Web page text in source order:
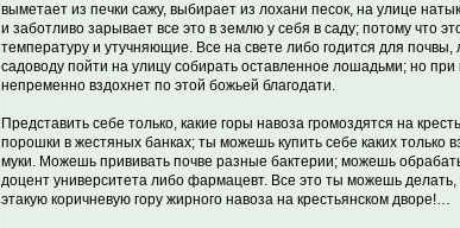
выметает из печки сажу, выбирает из лохани песок, на улице
и заботливо зарывает все это в землю у себя в саду; потому
температуру и утучняющие. Все на свете либо годится для
садоводу пойти на улицу собирать оставленное лошадьми; но при
непременно вздохнет по этой божьей благодати.
Представить себе только, какие горы навоза громоздятся на
порошки в жестяных банках; ты можешь купить себе каких только
муки. Можешь прививать почве разные бактерии; можешь
доцент университета либо фармацевт. Все это ты можешь делать,
этакую коричневую гору жирного навоза на крестьянском дворе!…